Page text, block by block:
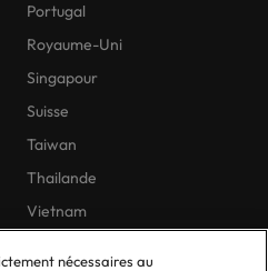
Portugal
Royaume-Uni
Singapour
Suisse
Taiwan
Thailande
Vietnam
nécessaires au